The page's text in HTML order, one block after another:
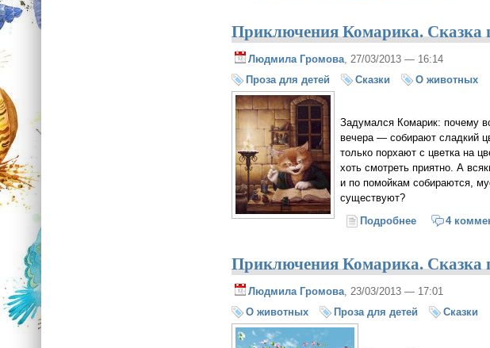
Приключения Комарика. Сказка
Людмила Громова , 27/03/2013 — 16:14
Проза для детей
Сказки О животных
Задумался Комарик: почему
вечера — собирают сладкий
только порхают с цветка на
хоть смотреть приятно. А
и по помойкам собираются,
существуют?
Подробнеео 4
Приключения Комарика. Сказка
Людмила Громова , 23/03/2013 — 17:01
О животных
Проза для детей Сказки